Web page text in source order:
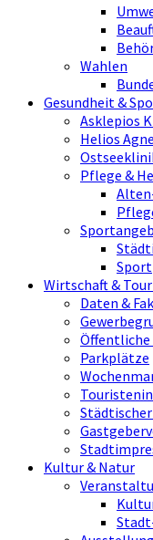
Wahlen
Gesundheit &
Asklepios
Helios
Pflege &
Wirtschaft &
Daten &
Parkplätze
Kultur & Natur